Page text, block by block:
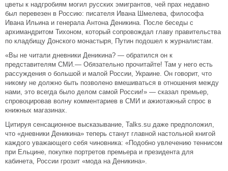
цветы к надгробиям могил русских эмигрантов, чей прах недавно
был перевезен в Россию: писателя Ивана Шмелева, философа
Ивана Ильина и генерала Антона Деникина. После беседы с
архимандритом Тихоном, который сопровождал главу правительства
по кладбищу Донского монастыря, Путин подошел к журналистам.
«Вы не читали дневники Деникина? — обратился он к
представителям СМИ.— Обязательно прочитайте! Там у него есть
рассуждения о большой и малой России, Украине. Он говорит, что
никому не должно быть позволено вмешиваться в отношения между
нами, это всегда было делом самой России!» — сказал премьер,
спровоцировав волну комментариев в СМИ и ажиотажный спрос в
книжных магазинах.
Цитируя сенсационное высказывание, Talks.su даже предположил,
что «дневники Деникина» теперь станут главной настольной книгой
каждого уважающего себя чиновника: «Подобно увлечению теннисом
при Ельцине, покупке портретов премьера и президента для
кабинета, России грозит «мода на Деникина».